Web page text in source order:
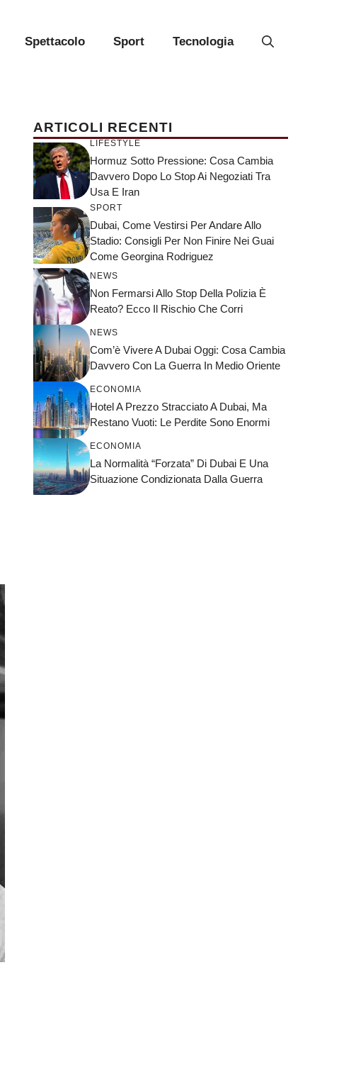
Spettacolo Sport Tecnologia
ARTICOLI RECENTI
LIFESTYLE
Hormuz Sotto Pressione: Cosa Cambia
Davvero Dopo Lo Stop Ai Negoziati Tra
Usa E Iran
SPORT
Dubai, Come Vestirsi Per Andare Allo
Stadio: Consigli Per Non Finire Nei Guai
Come Georgina Rodriguez
NEWS
Non Fermarsi Allo Stop Della Polizia È
Reato? Ecco Il Rischio Che Corri
NEWS
Com’è Vivere A Dubai Oggi: Cosa Cambia
Davvero Con La Guerra In Medio Oriente
ECONOMIA
Hotel A Prezzo Stracciato A Dubai, Ma
Restano Vuoti: Le Perdite Sono Enormi
ECONOMIA
La Normalità “forzata” Di Dubai E Una
Situazione Condizionata Dalla Guerra